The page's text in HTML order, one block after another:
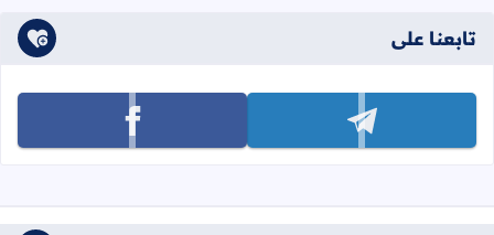
تابعنا على
تابعنا على telegram تابعنا على facebook